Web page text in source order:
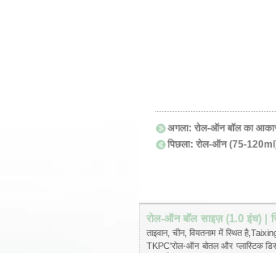
अगला: रोल-ऑन बॉल का
पिछला: रोल-ऑन (75-
रोल-ऑन बॉल साइज़ (1.0 इंच) |
ताइवान, चीन, वियतनाम में स्थित
TKPC'रोल-ऑन बोतल और प्लास्टिक